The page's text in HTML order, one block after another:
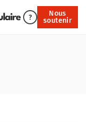
?
Nous
soutenir